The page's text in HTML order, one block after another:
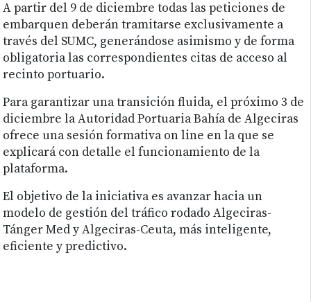
A partir del 9 de diciembre todas las peticiones de
embarquen deberán tramitarse exclusivamente a
través del SUMC, generándose asimismo y de forma
obligatoria las correspondientes citas de acceso al
recinto portuario.
Para garantizar una transición fluida, el próximo 3 de
diciembre la Autoridad Portuaria Bahía de Algeciras
ofrece una sesión formativa on line en la que se
explicará con detalle el funcionamiento de la
plataforma.
El objetivo de la iniciativa es avanzar hacia un
modelo de gestión del tráfico rodado Algeciras-
Tánger Med y Algeciras-Ceuta, más inteligente,
eficiente y predictivo.